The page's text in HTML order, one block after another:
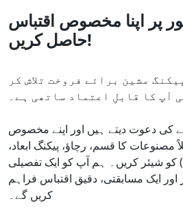
پر اپنا مخصوص اقتباس
حاصل کریں!
مشین برائے فروخت تلاش کر
آپ کا قابلِ اعتماد ساتھی ہے۔
کی دعوت دیتے ہیں اور اپنے مخصوص
مصنوعات کا قسم، رچاؤ، پیکنگ ابعاد،
کو شیئر کریں۔ ہم آپ کو ایک تفصیلی
ایک مسابقتی، دقیق اقتباس فراہم
کریں گے۔